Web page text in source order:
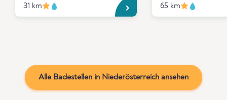
31 km 65 km
Alle Badestellen in Niederösterreich ansehen